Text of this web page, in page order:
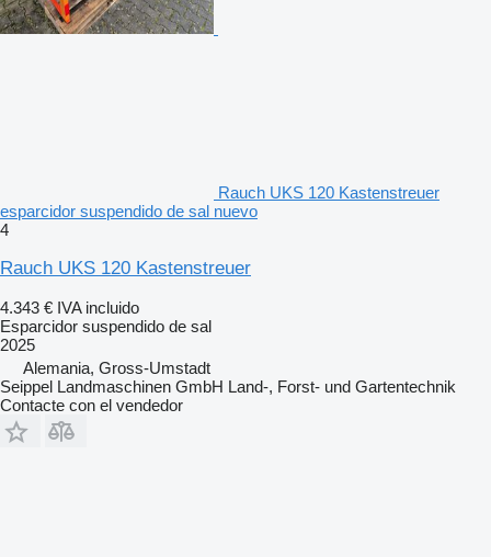
Rauch UKS 120 Kastenstreuer
esparcidor suspendido de sal nuevo
4
Rauch UKS 120 Kastenstreuer
4.343 € IVA incluido
Esparcidor suspendido de sal
2025
Alemania, Gross-Umstadt
Seippel Landmaschinen GmbH Land-, Forst- und Gartentechnik
Contacte con el vendedor